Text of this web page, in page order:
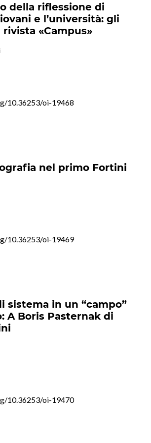
della riflessione di
e l’università: gli
«Campus»
10.36253/oi-19468
nel primo Fortini
10.36253/oi-19469
sistema in un “campo”
A Boris Pasternak di
10.36253/oi-19470